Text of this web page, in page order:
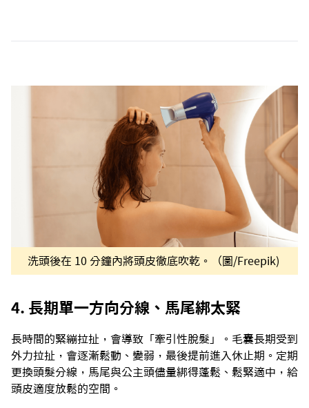
洗頭後在 10 分鐘內將頭皮徹底吹乾。（圖/Freepik)
4. 長期單一方向分線、馬尾綁太緊
長時間的緊繃拉扯，會導致「牽引性脫髮」。毛囊長期受到
外力拉扯，會逐漸鬆動、變弱，最後提前進入休止期。定期
更換頭髮分線，馬尾與公主頭儘量綁得蓬鬆、鬆緊適中，給
頭皮適度放鬆的空間。